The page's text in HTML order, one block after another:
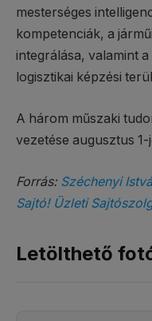
mesterséges
kompetenciák, a
integrálása, valamint
logisztikai képzési
A három műszaki
vezetése augusztus 1-
Forrás: Széchenyi
Sajtó! Üzleti
Letölthető